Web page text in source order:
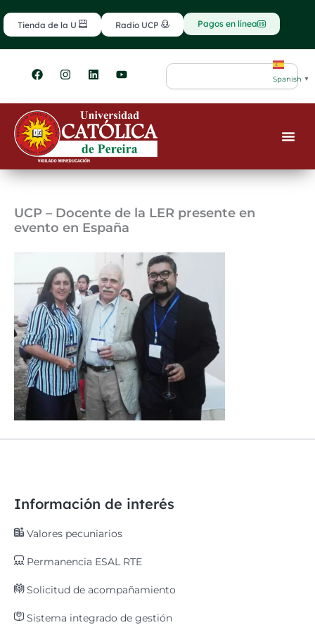
al
contenido
Tienda de la U Radio UCP Pagos en línea
F
a
e
b
o
o
k
I
n
t
g
r
m
L
i
k
e
d
i
n
Y
o
t
u
b
e
Search
Spanish ▼
UCP – Docente de la LER presente en
evento en España
Información de interés
Valores pecuniarios
Permanencia ESAL RTE
Solicitud de acompañamiento
Sistema integrado de gestión